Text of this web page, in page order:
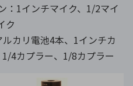
：1インチマイク、1/2マイ
ク
カリ電池4本、1インチカ
4カプラー、1/8カプラー